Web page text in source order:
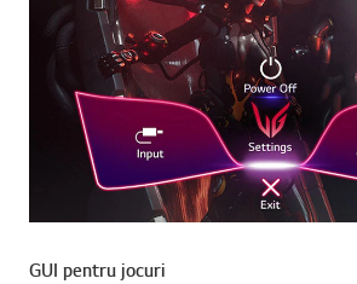
GUI pentru jocuri